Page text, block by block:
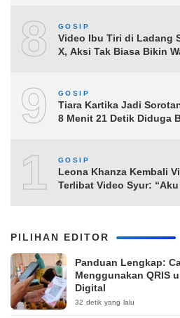
8 GOSIP
Video Ibu Tiri di Ladang
X, Aksi Tak Biasa Bikin
9 GOSIP
Tiara Kartika Jadi
8 Menit 21 Detik Diduga
10
GOSIP
Leona Khanza Kembali
Terlibat Video Syur: “Aku
PILIHAN EDITOR
Panduan Lengkap:
Menggunakan QRIS
Digital
32 detik yang lalu